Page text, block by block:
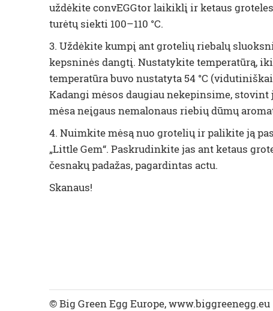
uždėkite convEGGtor laikiklį ir ketaus
turėtų siekti 100–110 °C.
3. Uždėkite kumpį ant grotelių riebalų
kepsninės dangtį. Nustatykite temperatūrą,
temperatūra buvo nustatyta 54 °C
Kadangi mėsos daugiau nekepinsime, stovint
mėsa neįgaus nemalonaus riebių dūmų
4. Nuimkite mėsą nuo grotelių ir palikite ją
„Little Gem“. Paskrudinkite jas ant ketaus
česnakų padažas, pagardintas actu.
Skanaus!
© Big Green Egg Europe, www.biggreenegg.eu